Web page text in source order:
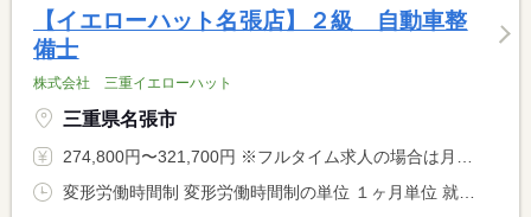
【イエローハット名張店】２級 自動車整
備士
株式会社 三重イエローハット
三重県名張市
274,800円〜321,700円 ※フルタイム求人の場合は月額（換算額）、パート求人の場合は時間額を表示しています。